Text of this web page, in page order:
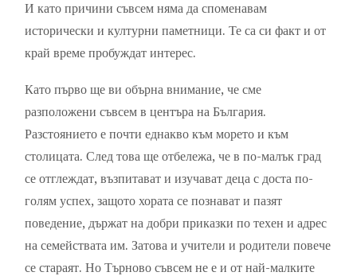
И като причини съвсем няма да споменавам
исторически и културни паметници. Те са си факт и от
край време пробуждат интерес.
Като първо ще ви обърна внимание, че сме
разположени съвсем в центъра на България.
Разстоянието е почти еднакво към морето и към
столицата. След това ще отбележа, че в по-малък град
се отглеждат, възпитават и изучават деца с доста по-
голям успех, защото хората се познават и пазят
поведение, държат на добри приказки по техен и адрес
на семействата им. Затова и учители и родители повече
се стараят. Но Търново съвсем не е и от най-малките